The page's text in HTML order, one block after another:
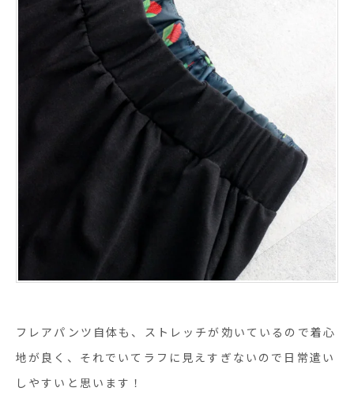
フレアパンツ自体も、ストレッチが効いているので着心
地が良く、それでいてラフに見えすぎないので日常遣い
しやすいと思います！